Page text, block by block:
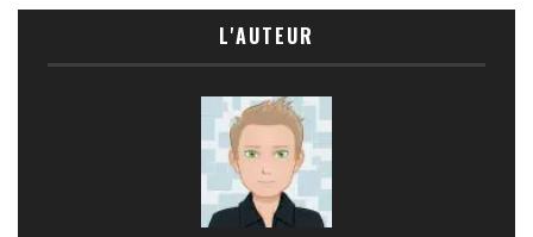
L'AUTEUR